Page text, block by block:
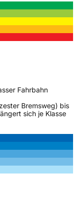
Fahrbahn
Bremsweg) bis
sich je Klasse